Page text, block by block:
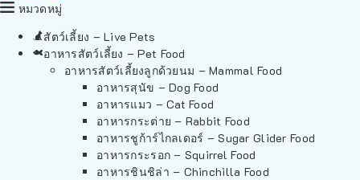
หมวดหมู่
สัตว์เลี้ยง – Live Pets
อาหารสัตว์เลี้ยง – Pet Food
อาหารสัตว์เลี้ยงลูกด้วยนม – Mammal Food
อาหารสุนัข – Dog Food
อาหารแมว – Cat Food
อาหารกระต่าย – Rabbit Food
อาหารชูก้าร์ไกลเดอร์ – Sugar Glider Food
อาหารกระรอก – Squirrel Food
อาหารชินชิล่า – Chinchilla Food